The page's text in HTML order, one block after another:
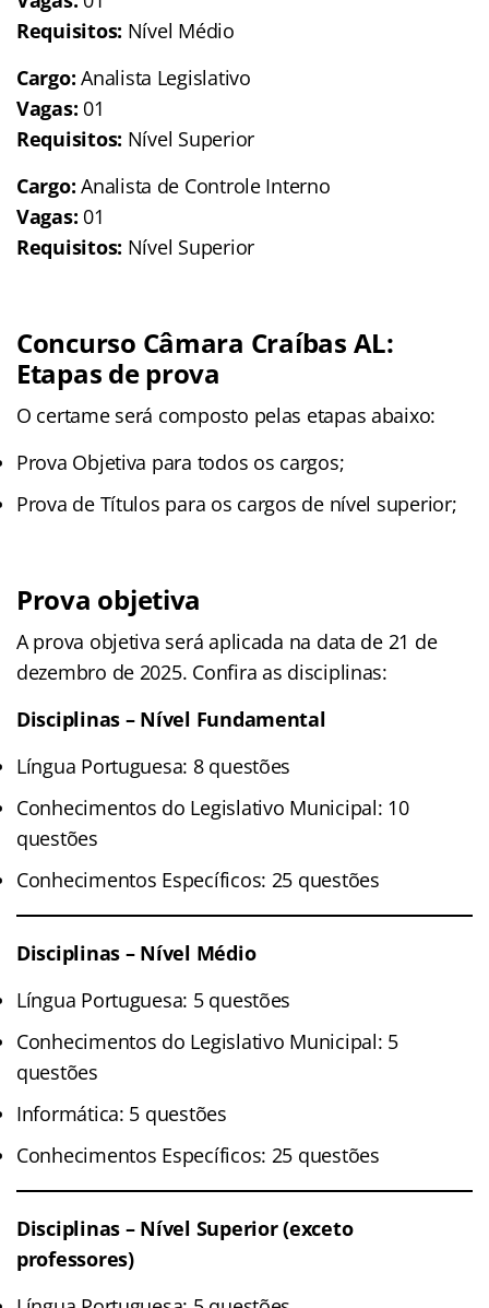
Requisitos: Nível Médio
Cargo: Analista Legislativo
Vagas: 01
Requisitos: Nível Superior
Cargo: Analista de Controle Interno
Vagas: 01
Requisitos: Nível Superior
Concurso Câmara Craíbas AL:
Etapas de prova
O certame será composto pelas etapas abaixo:
Prova Objetiva para todos os cargos;
Prova de Títulos para os cargos de nível superior;
Prova objetiva
A prova objetiva será aplicada na data de 21 de
dezembro de 2025. Confira as disciplinas:
Disciplinas – Nível Fundamental
Língua Portuguesa: 8 questões
Conhecimentos do Legislativo Municipal: 10
questões
Conhecimentos Específicos: 25 questões
Disciplinas – Nível Médio
Língua Portuguesa: 5 questões
Conhecimentos do Legislativo Municipal: 5
questões
Informática: 5 questões
Conhecimentos Específicos: 25 questões
Disciplinas – Nível Superior (exceto
professores)